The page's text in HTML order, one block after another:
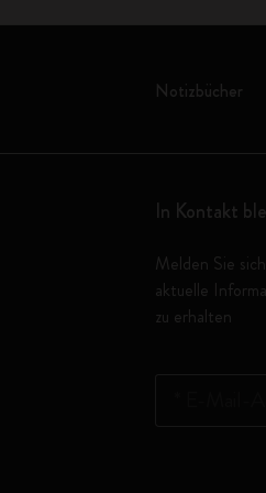
Notizbücher
In Kontakt
Melden Sie
aktuelle
zu erhalten